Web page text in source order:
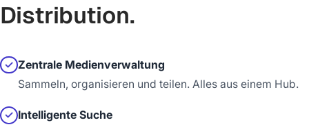
Distribution.
✓ Zentrale Medienverwaltung
Sammeln, organisieren und teilen. Alles aus einem Hub.
✓ Intelligente Suche